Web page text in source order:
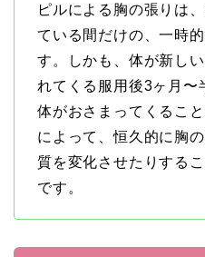
ピルによる胸の張りは
ている間だけの、一時
す。しかも、体が新し
れてくる服用後3ヶ月〜
体がおさまってくるこ
によって、恒久的に胸
質を変化させたりする
です。